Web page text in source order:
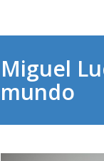
Miguel
mundo